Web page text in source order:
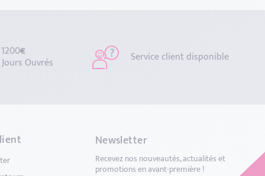
€
Ouvrés Service client disponible
Newsletter
Recevez nos nouveautés, actualités et
promotions en avant-première !